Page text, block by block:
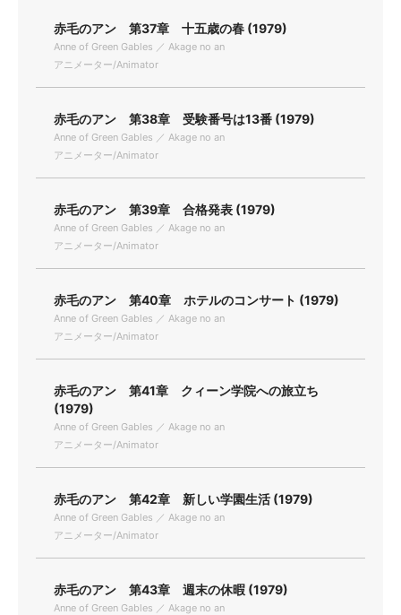
赤毛のアン 第37章 十五歳の春 (1979)
Anne of Green Gables ／ Akage no an
アニメーター/Animator
赤毛のアン 第38章 受験番号は13番 (1979)
Anne of Green Gables ／ Akage no an
アニメーター/Animator
赤毛のアン 第39章 合格発表 (1979)
Anne of Green Gables ／ Akage no an
アニメーター/Animator
赤毛のアン 第40章 ホテルのコンサート (1979)
Anne of Green Gables ／ Akage no an
アニメーター/Animator
赤毛のアン 第41章 クィーン学院への旅立ち
(1979)
Anne of Green Gables ／ Akage no an
アニメーター/Animator
赤毛のアン 第42章 新しい学園生活 (1979)
Anne of Green Gables ／ Akage no an
アニメーター/Animator
赤毛のアン 第43章 週末の休暇 (1979)
Anne of Green Gables ／ Akage no an